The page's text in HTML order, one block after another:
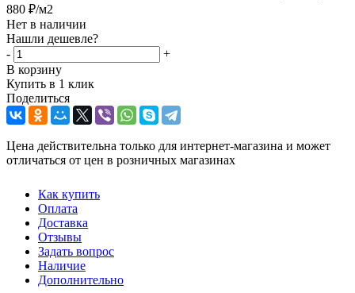
880 ₽/м2
Нет в наличии
Нашли дешевле?
-
+
В корзину
Купить в 1 клик
Поделиться
Цена действительна только для интернет-магазина и может
отличаться от цен в розничных магазинах
Как купить
Оплата
Доставка
Отзывы
Задать вопрос
Наличие
Дополнительно